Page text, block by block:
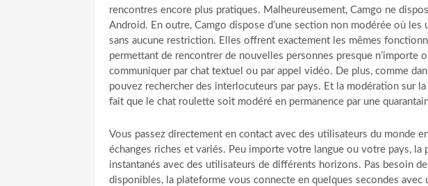
rencontres encore plus pratiques. Malheureusement, Camgo ne
Android. En outre, Camgo dispose d’une section non modérée où
sans aucune restriction. Elles offrent exactement les mêmes
permettant de rencontrer de nouvelles personnes presque n’importe
communiquer par chat textuel ou par appel vidéo. De plus, comme
pouvez rechercher des interlocuteurs par pays. Et la modération sur
fait que le chat roulette soit modéré en permanence par une
Vous passez directement en contact avec des utilisateurs du monde
échanges riches et variés. Peu importe votre langue ou votre pays, la
instantanés avec des utilisateurs de différents horizons. Pas besoin
disponibles, la plateforme vous connecte en quelques secondes avec